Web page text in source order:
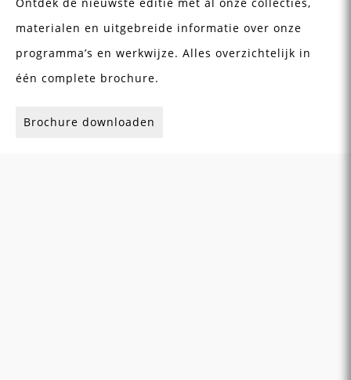
materialen en uitgebreide informatie over onze
programma’s en werkwijze. Alles overzichtelijk in
één complete brochure.
Brochure downloaden